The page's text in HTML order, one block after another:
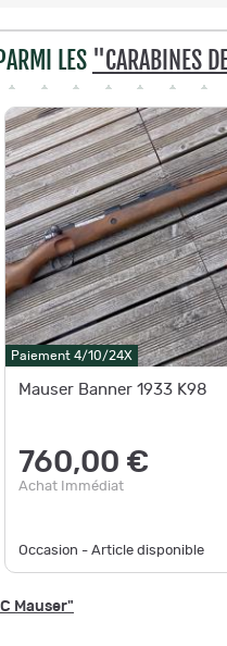
LES "CARABINES
Paiement 4/10/24X
Mauser Banner 1933 K98
760,00 €
Achat Immédiat
Occasion - Article disponible
Mauser"